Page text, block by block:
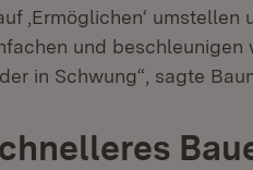
‚Ermöglichen‘
und beschleunigen
in Schwung“, sagte